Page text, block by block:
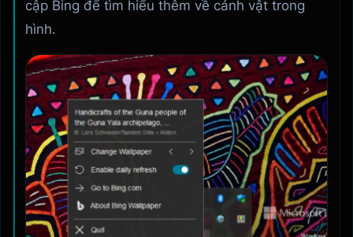
cập Bing để tìm hiểu thêm về cảnh vật trong
hình.